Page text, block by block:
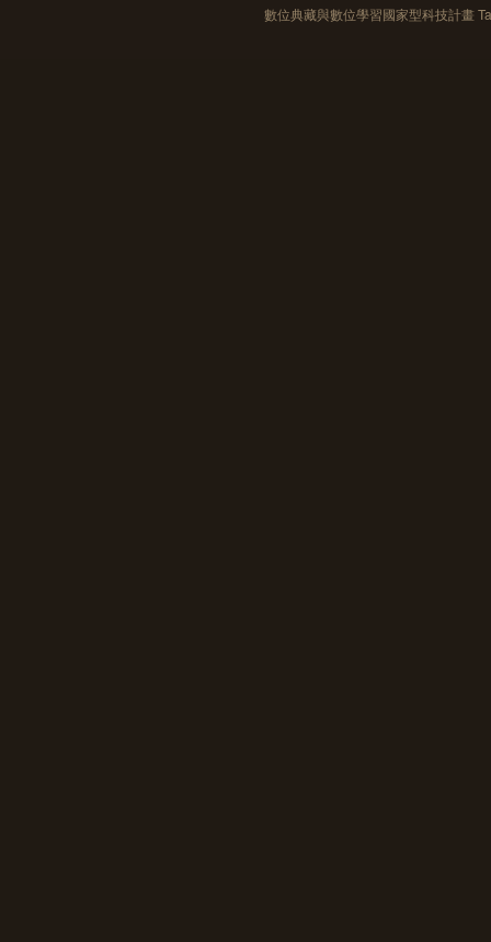
數位典藏與數位學習國家型科技計畫